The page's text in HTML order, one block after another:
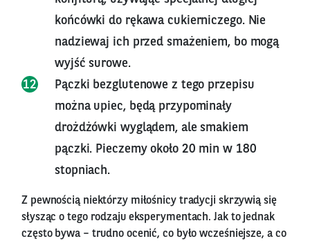
końcówki do rękawa cukierniczego. Nie
nadziewaj ich przed smażeniem, bo mogą
wyjść surowe.
Pączki bezglutenowe z tego przepisu
można upiec, będą przypominały
drożdżówki wyglądem, ale smakiem
pączki. Pieczemy około 20 min w 180
stopniach.
Z pewnością niektórzy miłośnicy tradycji skrzywią się
słysząc o tego rodzaju eksperymentach. Jak to jednak
często bywa – trudno ocenić, co było wcześniejsze, a co